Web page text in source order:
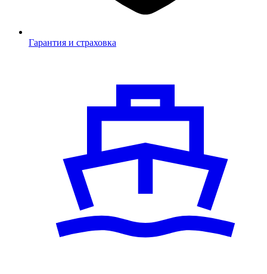
Гарантия и страховка